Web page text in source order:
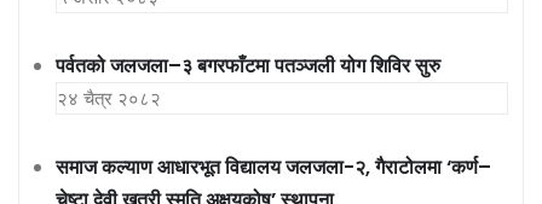
पर्वतको जलजला–३ बगरफाँटमा पतञ्जली योग शिविर सुरु
२४ चैत्र २०८२
समाज कल्याण आधारभूत विद्यालय जलजला-२, गैराटोलमा ‘कर्ण–